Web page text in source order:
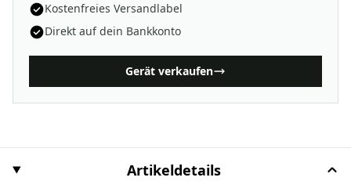
Kostenfreies Versandlabel
Direkt auf dein Bankkonto
Gerät verkaufen
Artikeldetails